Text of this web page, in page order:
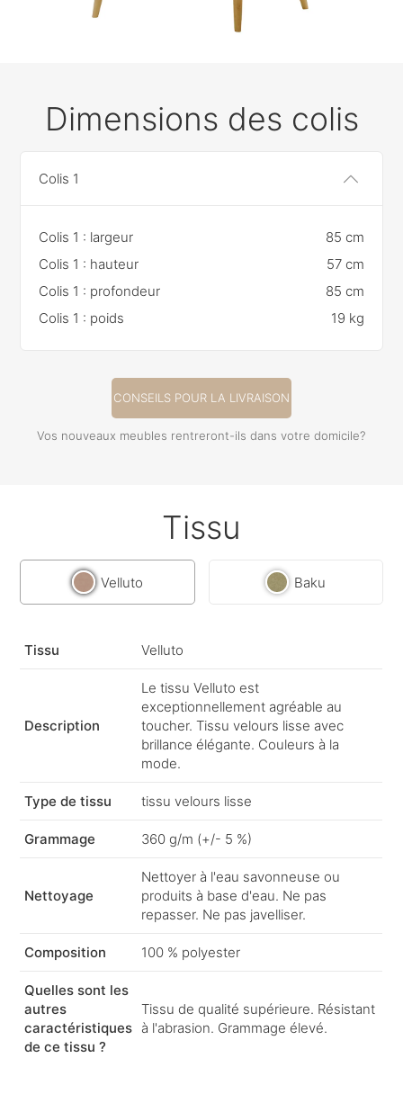
Dimensions des colis
Colis 1
Colis 1 : largeur
85 cm
Colis 1 : hauteur
57 cm
Colis 1 : profondeur
85 cm
Colis 1 : poids
19 kg
CONSEILS POUR LA LIVRAISON
Vos nouveaux meubles rentreront-ils dans votre domicile?
Tissu
Velluto Baku
Tissu Velluto
Description
Le tissu Velluto est
exceptionnellement agréable au
toucher. Tissu velours lisse avec
brillance élégante. Couleurs à la
mode.
Type de tissu tissu velours lisse
Grammage 360 g/m (+/- 5 %)
Nettoyage
Nettoyer à l'eau savonneuse ou
produits à base d'eau. Ne pas
repasser. Ne pas javelliser.
Composition 100 % polyester
Quelles sont les
autres
caractéristiques
de ce tissu ?
Tissu de qualité supérieure. Résistant
à l'abrasion. Grammage élevé.